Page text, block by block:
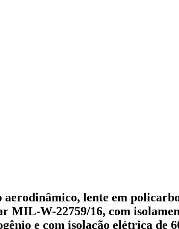
lente em
MIL-W-22759/16, com
e com isolação elétrica de